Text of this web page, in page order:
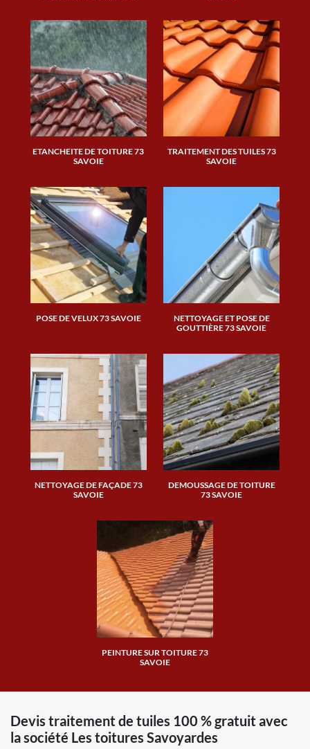
ETANCHEITE DE TOITURE 73
SAVOIE
TRAITEMENT DES TUILES 73
SAVOIE
POSE DE VELUX 73 SAVOIE
NETTOYAGE ET POSE DE
GOUTTIÈRE 73 SAVOIE
NETTOYAGE DE FAÇADE 73
SAVOIE
DEMOUSSAGE DE TOITURE
73 SAVOIE
PEINTURE SUR TOITURE 73
SAVOIE
Devis traitement de tuiles 100 % gratuit avec
la société Les toitures Savoyardes